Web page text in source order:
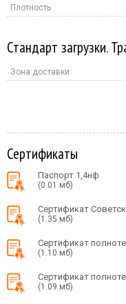
Плотность
Стандарт загрузки.
Зона доставки:
Сертификаты
Паспорт 1,4нф
(0.01 мб)
Сертификат Советск
(1.35 мб)
Сертификат
(1.10 мб)
Сертификат
(1.09 мб)